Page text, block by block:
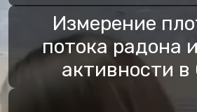
Измерение
потока радона
активности в